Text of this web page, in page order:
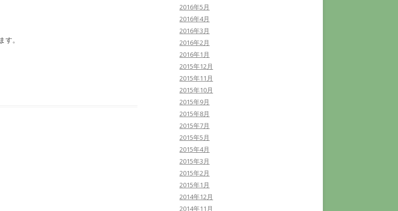
。
2016年5月
2016年4月
2016年3月
2016年2月
2016年1月
2015年12月
2015年11月
2015年10月
2015年9月
2015年8月
2015年7月
2015年5月
2015年4月
2015年3月
2015年2月
2015年1月
2014年12月
2014年11月